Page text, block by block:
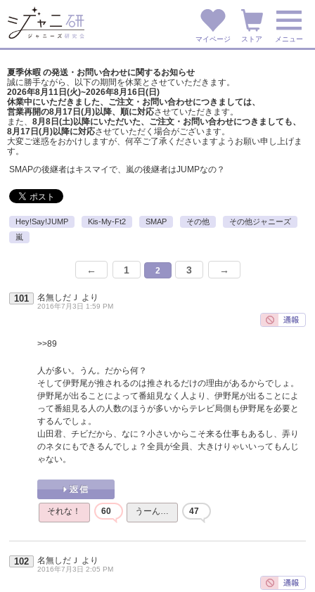
マイページ ストア メニュー
夏季休暇 の発送・お問い合わせに関するお知らせ
誠に勝手ながら、以下の期間を休業とさせていただきます。
2026年8月11日(火)~2026年8月16日(日)
休業中にいただきました、ご注文・お問い合わせにつきましては、
営業再開の8月17日(月)以降、順に対応させていただきます。
また、 8月8日(土)以降にいただいた、ご注文・ お問い合わせにつきましても、
8月17日(月)以降に対応させていただく場合がございます。
大変ご迷惑をおかけしますが、 何卒ご了承くださいますようお願い申し上げま
す。
SMAPの後継者はキスマイで、嵐の後継者はJUMPなの？
Hey!Say!JUMP Kis-My-Ft2 SMAP その他
その他ジャニーズ
嵐
← 1 2 3 →
101 名無しだＪ より
2016年7月3日 1:59 PM
>>89
人が多い。うん。だから何？
そして伊野尾が推されるのは推されるだけの理由があるからでしょ。
伊野尾が出ることによって番組見なく人より、伊野尾が出ることによ
って番組見る人の人数のほうが多いからテレビ局側も伊野尾を必要と
するんでしょ。
山田君、チビだから、なに？小さいからこそ来る仕事もあるし、弄り
のネタにもできるんでしょ？全員が全員、大きけりゃいいってもんじ
ゃない。
それな！ 60 うーん… 47
102 名無しだＪ より
2016年7月3日 2:05 PM